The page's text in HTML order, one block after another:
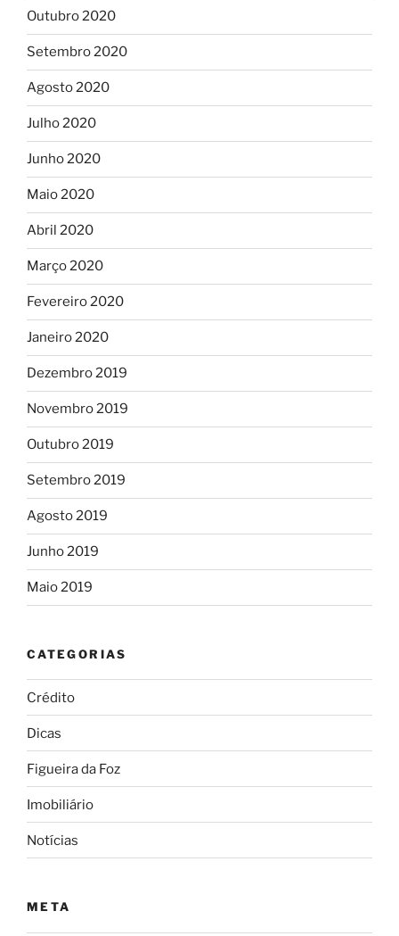
Outubro 2020
Setembro 2020
Agosto 2020
Julho 2020
Junho 2020
Maio 2020
Abril 2020
Março 2020
Fevereiro 2020
Janeiro 2020
Dezembro 2019
Novembro 2019
Outubro 2019
Setembro 2019
Agosto 2019
Junho 2019
Maio 2019
CATEGORIAS
Crédito
Dicas
Figueira da Foz
Imobiliário
Notícias
META